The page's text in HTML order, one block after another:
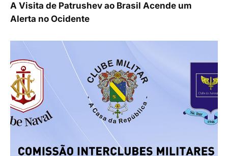
A Visita de Patrushev ao Brasil Acende um
Alerta no Ocidente